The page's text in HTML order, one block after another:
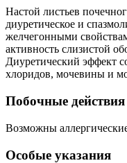
Настой листьев
диуретическое и
желчегонными
активность слизистой
Диуретический эффект
хлоридов, мочевины и
Побочные действия
Возможны
Особые указания